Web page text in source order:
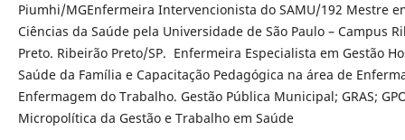
Piumhi/MGEnfermeira Intervencionista do SAMU/192 Mestre
Ciências da Saúde pela Universidade de São Paulo – Campus
Preto. Ribeirão Preto/SP. Enfermeira Especialista em Gestão
Saúde da Família e Capacitação Pedagógica na área de
Enfermagem do Trabalho. Gestão Pública Municipal; GRAS;
Micropolítica da Gestão e Trabalho em Saúde